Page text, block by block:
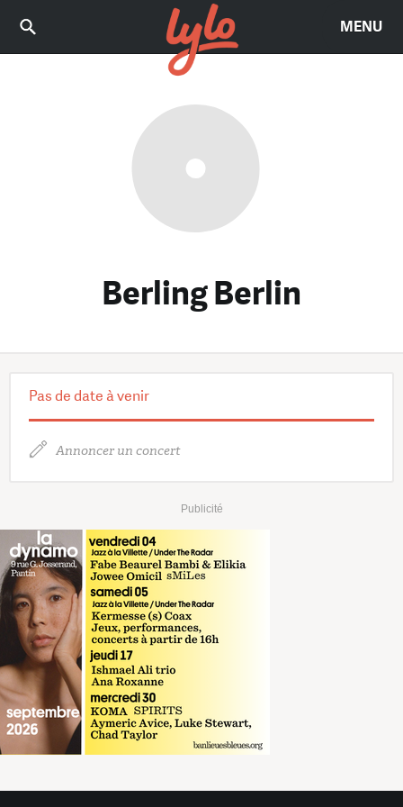
MENU
Berling Berlin
Pas de date à venir
Annoncer un concert
Publicité